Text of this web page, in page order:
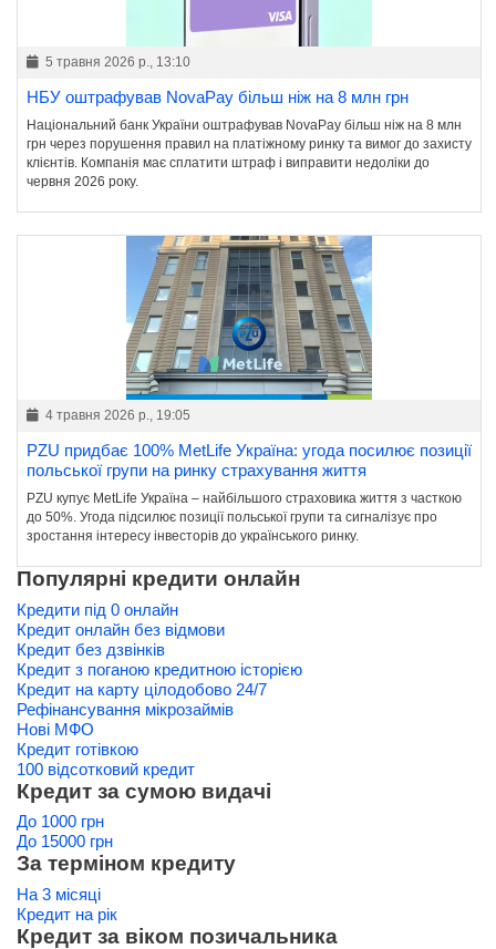
5 травня 2026 р., 13:10
НБУ оштрафував NovaPay більш ніж на 8 млн грн
Національний банк України оштрафував NovaPay більш ніж на 8 млн
грн через порушення правил на платіжному ринку та вимог до захисту
клієнтів. Компанія має сплатити штраф і виправити недоліки до
червня 2026 року.
4 травня 2026 р., 19:05
PZU придбає 100% MetLife Україна: угода посилює позиції
польської групи на ринку страхування життя
PZU купує MetLife Україна – найбільшого страховика життя з часткою
до 50%. Угода підсилює позиції польської групи та сигналізує про
зростання інтересу інвесторів до українського ринку.
Популярні кредити онлайн
Кредити під 0 онлайн
Кредит онлайн без відмови
Кредит без дзвінків
Кредит з поганою кредитною історією
Кредит на карту цілодобово 24/7
Рефінансування мікрозаймів
Нові МФО
Кредит готівкою
100 відсотковий кредит
Кредит за сумою видачі
До 1000 грн
До 15000 грн
За терміном кредиту
На 3 місяці
Кредит на рік
Кредит за віком позичальника